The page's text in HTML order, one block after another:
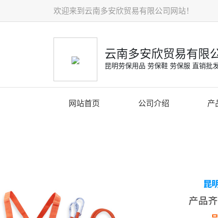
欢迎来到云南多安欣贸易有限公司网站！
云南多安欣贸易有限
昆明劳保用品 劳保鞋 劳保服 直销批
网站首页 公司介绍 产